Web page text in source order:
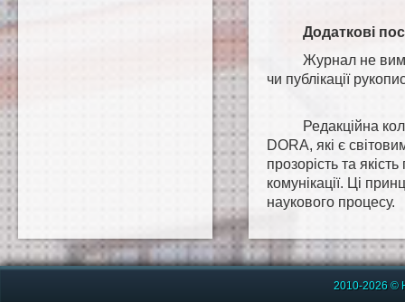
Додаткові
Журнал не
чи публікації
Редакційна
DORA, які є
прозорість та
комунікації. Ці
наукового процесу.
2010-2026 ©